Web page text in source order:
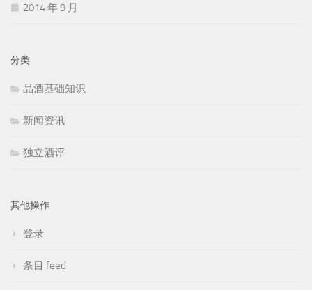
2014 年 9 月
分类
品酒基础知识
新闻资讯
独立酒评
其他操作
登录
条目 feed